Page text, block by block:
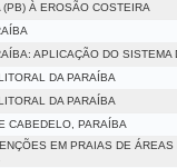
À EROSÃO COSTEIRA
APLICAÇÃO DO
DA PARAÍBA
DA PARAÍBA
CABEDELO, PARAÍBA
EM PRAIAS DE